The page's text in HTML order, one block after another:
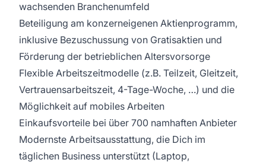
wachsenden Branchenumfeld
Beteiligung am konzerneigenen Aktienprogramm,
inklusive Bezuschussung von Gratisaktien und
Förderung der betrieblichen Altersvorsorge
Flexible Arbeitszeitmodelle (z.B. Teilzeit, Gleitzeit,
Vertrauensarbeitszeit, 4-Tage-Woche, …) und die
Möglichkeit auf mobiles Arbeiten
Einkaufsvorteile bei über 700 namhaften Anbieter
Modernste Arbeitsausstattung, die Dich im
täglichen Business unterstützt (Laptop,